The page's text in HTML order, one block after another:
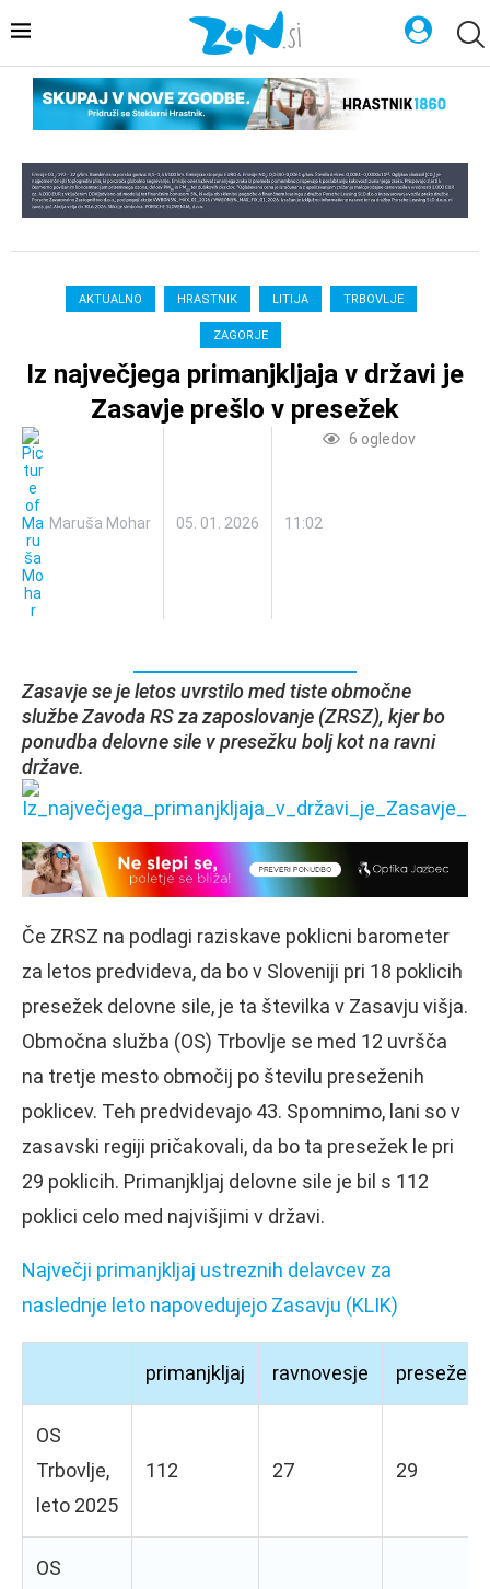
AKTUALNO HRASTNIK LITIJA TRBOVLJE
ZAGORJE
Iz največjega primanjkljaja v državi je
Zasavje prešlo v presežek
Maruša Mohar 05. 01. 2026 11:02
6 ogledov
Zasavje se je letos uvrstilo med tiste območne
službe Zavoda RS za zaposlovanje (ZRSZ), kjer bo
ponudba delovne sile v presežku bolj kot na ravni
države.
Če ZRSZ na podlagi raziskave poklicni barometer
za letos predvideva, da bo v Sloveniji pri 18 poklicih
presežek delovne sile, je ta številka v Zasavju višja.
Območna služba (OS) Trbovlje se med 12 uvršča
na tretje mesto območij po številu preseženih
poklicev. Teh predvidevajo 43. Spomnimo, lani so v
zasavski regiji pričakovali, da bo ta presežek le pri
29 poklicih. Primanjkljaj delovne sile je bil s 112
poklici celo med najvišjimi v državi.
Največji primanjkljaj ustreznih delavcev za
naslednje leto napovedujejo Zasavju (KLIK)
primanjkljaj ravnovesje presežek
OS
Trbovlje,
leto 2025
112 27 29
OS